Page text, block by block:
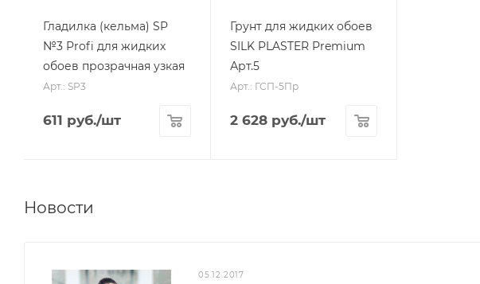
Гладилка (кельма) SP
№3 Profi для жидких
обоев прозрачная узкая
Арт.: SP3
611 руб./шт
Грунт для жидких обоев
SILK PLASTER Premium
Арт.5
Арт.: ГСП-5Пр
2 628руб./шт
Новости
05.12.2017